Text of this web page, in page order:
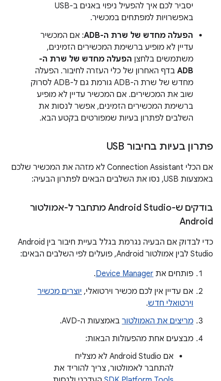
יסביר לכם איך להפעיל ניפוי באגים ב-USB
באפשרויות למפתחים במכשיר.
הפעלה מחדש של שרת ה-ADB
: אם המכשיר
עדיין לא מופיע ברשימת המכשירים הזמינים,
משתמשים בלחצן הפעלה מחדש של שרת ה-
ADB בדף האחרון של כלי העזרה לחיבור. הפעלה
מחדש של שרת ה-ADB גורמת גם ל-ADB לסרוק
שוב את המכשירים. אם המכשיר עדיין לא מופיע
ברשימת המכשירים הזמינים, אפשר לנסות את
השלבים לפתרון בעיות שמפורטים בקטע הבא.
פתרון בעיות בחיבור USB
אם הכלי Connection Assistant לא מזהה את המכשיר שלכם
באמצעות USB, נסו את השלבים הבאים לפתרון הבעיה:
בודקים ש-Android Studio מתחבר ל-אמולטור
Android
כדי לבדוק אם הבעיה נגרמת בגלל בעיית חיבור בין Android
Studio לבין אמולטור Android, פועלים לפי השלבים הבאים:
פותחים את Device Manager
.
אם עדיין אין לכם מכשיר וירטואלי, יוצרים מכשיר
וירטואלי חדש.
מריצים את האמולטור באמצעות ה-AVD.
מבצעים אחת מהפעולות הבאות:
אם Android Studio לא מצליח
להתחבר לאמולטור, צריך להוריד את